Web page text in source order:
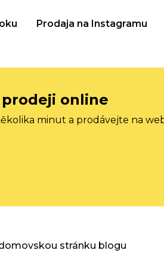
Prodaja na Instagramu
online
minut a prodávejte na
domovskou stránku blogu